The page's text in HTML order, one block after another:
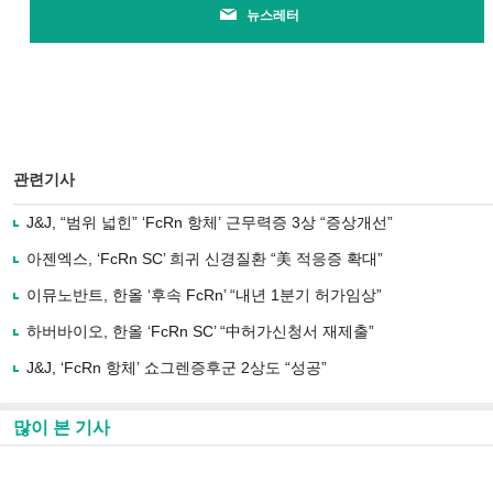
뉴스레터
관련기사
J&J, “범위 넓힌” ‘FcRn 항체’ 근무력증 3상 “증상개선”
아젠엑스, ‘FcRn SC’ 희귀 신경질환 “美 적응증 확대”
이뮤노반트, 한올 ‘후속 FcRn’ “내년 1분기 허가임상”
하버바이오, 한올 ‘FcRn SC’ “中허가신청서 재제출”
J&J, ‘FcRn 항체’ 쇼그렌증후군 2상도 “성공”
많이 본 기사